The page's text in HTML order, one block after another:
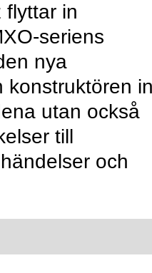
flyttar in
seriens
nya
konstruktören
utan också
till
och